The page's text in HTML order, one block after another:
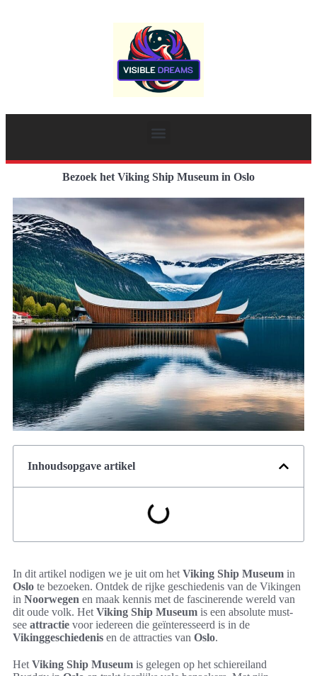
Bezoek het Viking Ship Museum in Oslo
Inhoudsopgave artikel
In dit artikel nodigen we je uit om het Viking Ship Museum in
Oslo te bezoeken. Ontdek de rijke geschiedenis van de Vikingen
in Noorwegen en maak kennis met de fascinerende wereld van
dit oude volk. Het Viking Ship Museum is een absolute must-
see attractie voor iedereen die geïnteresseerd is in de
Vikinggeschiedenis en de attracties van Oslo.
Het Viking Ship Museum is gelegen op het schiereiland